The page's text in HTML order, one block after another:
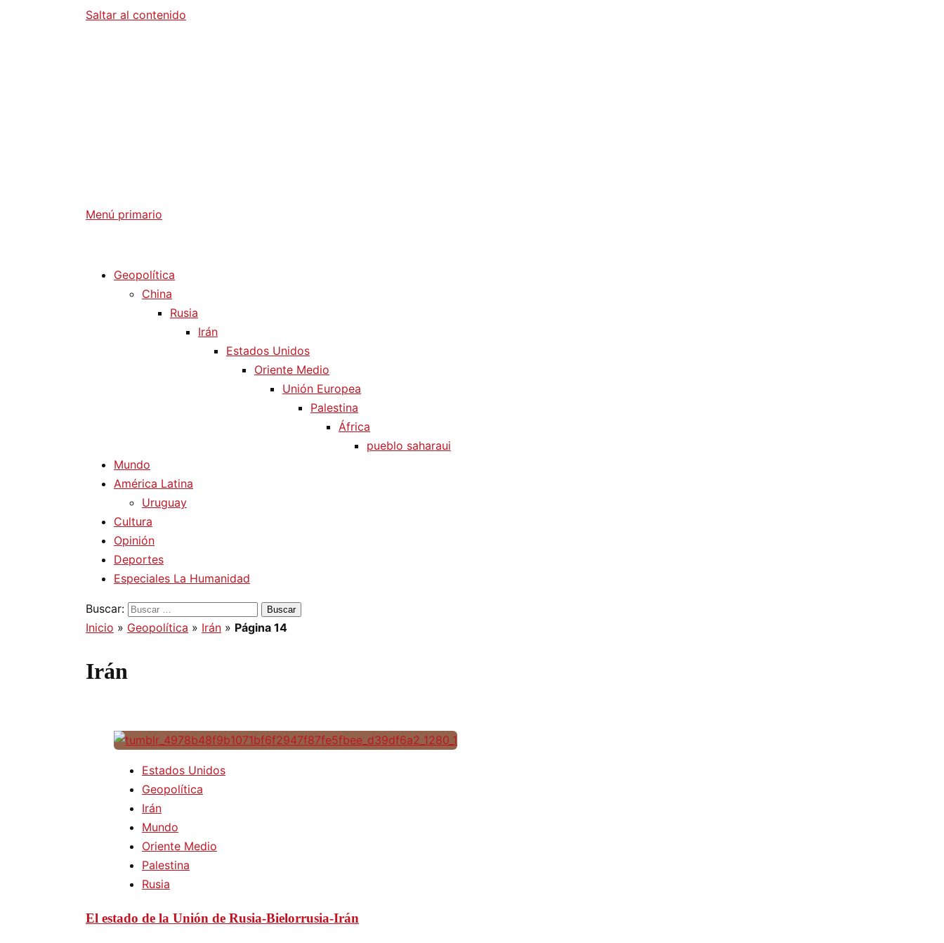
Saltar al contenido
Menú primario
Geopolítica
China
Rusia
Irán
Estados Unidos
Oriente Medio
Unión Europea
Palestina
África
pueblo saharaui
Mundo
América Latina
Uruguay
Cultura
Opinión
Deportes
Especiales La Humanidad
Buscar:
Inicio » Geopolítica » Irán » Página 14
Irán
Estados Unidos
Geopolítica
Irán
Mundo
Oriente Medio
Palestina
Rusia
El estado de la Unión de Rusia-Bielorrusia-Irán